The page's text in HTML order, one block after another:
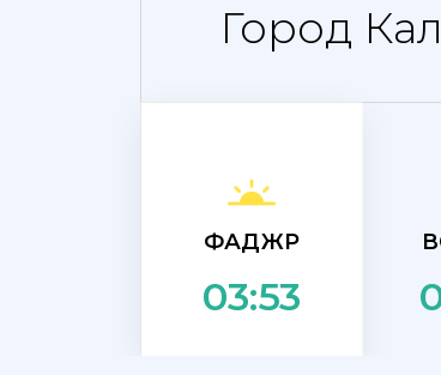
Город
ФАДЖР
03:53